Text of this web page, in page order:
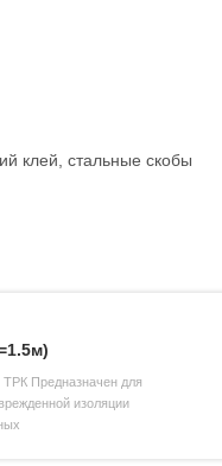
клей, стальные скобы
Предназначен для
изоляции